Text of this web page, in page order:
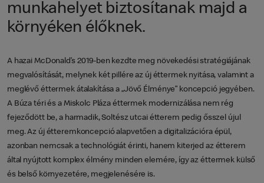
munkahelyet biztosítanak majd a
környéken élőknek.
A hazai McDonald’s 2019-ben kezdte meg növekedési stratégiájának
megvalósítását, melynek két pillére az új éttermek nyitása, valamint a
meglévő éttermek átalakítása a „Jövő Élménye” koncepció jegyében.
A Búza téri és a Miskolc Pláza éttermek modernizálása nem rég
fejeződött be, a harmadik, Soltész utcai étterem pedig ősszel újul
meg. Az új étteremkoncepció alapvetően a digitalizációra épül,
azonban nemcsak a technológiát érinti, hanem kiterjed az étterem
által nyújtott komplex élmény minden elemére, így az éttermek külső
és belső környezetére, megjelenésére is.